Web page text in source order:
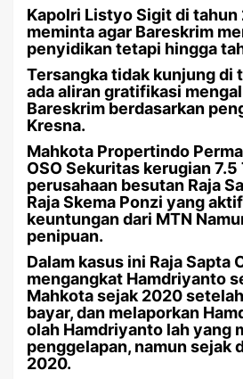
Kapolri Listyo Sigit di tahun
meminta agar Bareskrim
penyidikan tetapi hingga
Tersangka tidak kunjung di
ada aliran gratifikasi
Bareskrim berdasarkan
Kresna.
Mahkota Propertindo
OSO Sekuritas kerugian
perusahaan besutan Raja
Raja Skema Ponzi yang
keuntungan dari MTN
penipuan.
Dalam kasus ini Raja Sapta
mengangkat Hamdriyanto
Mahkota sejak 2020
bayar, dan melaporkan
olah Hamdriyanto lah yang
penggelapan, namun sejak
2020.